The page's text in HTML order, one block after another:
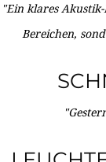
"Ein klares
Bereichen,